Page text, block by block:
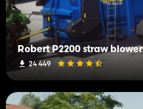
Robert P2200 straw blower
24 449